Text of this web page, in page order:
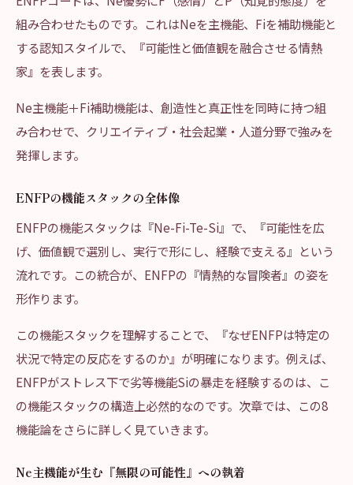
組み合わせたものです。これはNeを主機能、Fiを補助機能と
する認知スタイルで、『可能性と価値観を融合させる情熱
家』を表します。
Ne主機能＋Fi補助機能は、創造性と真正性を同時に持つ組
み合わせで、クリエイティブ・社会起業・人道分野で強みを
発揮します。
ENFPの機能スタックの全体像
ENFPの機能スタックは『Ne-Fi-Te-Si』で、『可能性を広
げ、価値観で選別し、実行で形にし、経験で支える』という
流れです。この統合が、ENFPの『情熱的な冒険者』の姿を
形作ります。
この機能スタックを理解することで、『なぜENFPは特定の
状況で特定の反応をするのか』が明確になります。例えば、
ENFPがストレス下で劣等機能Siの暴走を経験するのは、こ
の機能スタックの構造上必然的なのです。次章では、この8
機能論をさらに詳しく見ていきます。
Ne主機能が生む『無限の可能性』への執着